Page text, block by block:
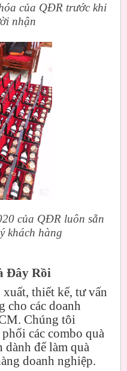
của QĐR trước khi
nhận
của QĐR luôn sẵn
khách hàng
Đây Rồi
thiết kế, tư vấn
cho các doanh
Chúng tôi
các combo quà
để làm quà
doanh nghiệp.